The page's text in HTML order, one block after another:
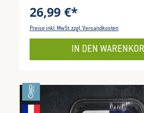
Premiumgeflügel langsam auf und
außergewöhnlich aromatischen
Ofen schmoren, sodass das saftige
ausreichende Küchenhygiene
26,99 €*
Preise inkl. MwSt. zzgl. Versandkosten
IN DEN